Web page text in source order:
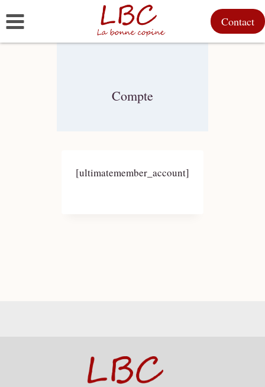
au
contenu
Contact
Compte
[ultimatemember_account]